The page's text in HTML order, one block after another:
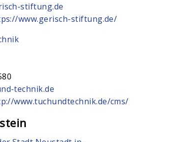
stiftung.de
www.gerisch-stiftung.de/
technik.de
www.tuchundtechnik.de/cms/